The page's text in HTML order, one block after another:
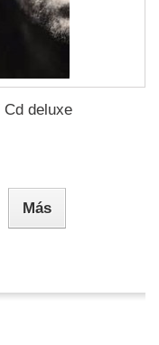
Cd deluxe
Más